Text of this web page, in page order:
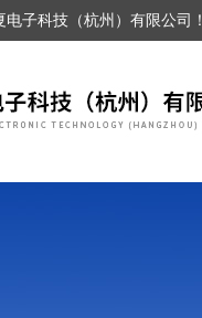
子科技（杭州）有限公司！